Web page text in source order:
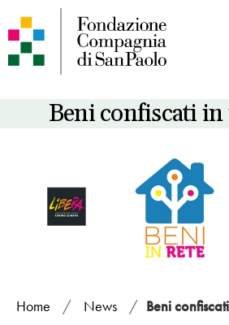
Beni confiscati in
Home / News / Beni